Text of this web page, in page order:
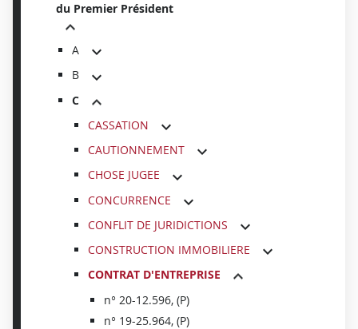
du Premier Président
A
B
C
CASSATION
CAUTIONNEMENT
CHOSE JUGEE
CONCURRENCE
CONFLIT DE JURIDICTIONS
CONSTRUCTION IMMOBILIERE
CONTRAT D'ENTREPRISE
n° 20-12.596, (P)
n° 19-25.964, (P)